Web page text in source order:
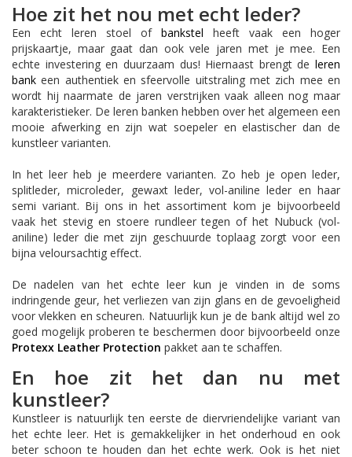
Hoe zit het nou met echt leder?
Een echt leren stoel of bankstel heeft vaak een hoger
prijskaartje, maar gaat dan ook vele jaren met je mee. Een
echte investering en duurzaam dus! Hiernaast brengt de leren
bank een authentiek en sfeervolle uitstraling met zich mee en
wordt hij naarmate de jaren verstrijken vaak alleen nog maar
karakteristieker. De leren banken hebben over het algemeen een
mooie afwerking en zijn wat soepeler en elastischer dan de
kunstleer varianten.
In het leer heb je meerdere varianten. Zo heb je open leder,
splitleder, microleder, gewaxt leder, vol-aniline leder en haar
semi variant. Bij ons in het assortiment kom je bijvoorbeeld
vaak het stevig en stoere rundleer tegen of het Nubuck (vol-
aniline) leder die met zijn geschuurde toplaag zorgt voor een
bijna veloursachtig effect.
De nadelen van het echte leer kun je vinden in de soms
indringende geur, het verliezen van zijn glans en de gevoeligheid
voor vlekken en scheuren. Natuurlijk kun je de bank altijd wel zo
goed mogelijk proberen te beschermen door bijvoorbeeld onze
Protexx Leather Protection pakket aan te schaffen.
En hoe zit het dan nu met
kunstleer?
Kunstleer is natuurlijk ten eerste de diervriendelijke variant van
het echte leer. Het is gemakkelijker in het onderhoud en ook
beter schoon te houden dan het echte werk. Ook is het niet